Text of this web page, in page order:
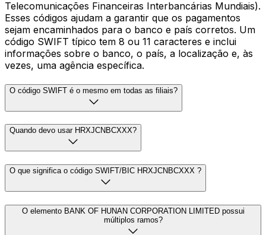
Telecomunicações Financeiras Interbancárias Mundiais).
Esses códigos ajudam a garantir que os pagamentos
sejam encaminhados para o banco e país corretos. Um
código SWIFT típico tem 8 ou 11 caracteres e inclui
informações sobre o banco, o país, a localização e, às
vezes, uma agência específica.
O código SWIFT é o mesmo em todas as filiais?
Quando devo usar HRXJCNBCXXX?
O que significa o código SWIFT/BIC HRXJCNBCXXX ?
O elemento BANK OF HUNAN CORPORATION LIMITED possui
múltiplos ramos?